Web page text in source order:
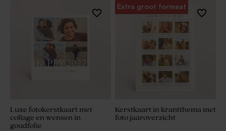
Luxe fotokerstkaart met
collage en wensen in
goudfolie
Extra groot formaat
Kerstkaart in krantthema met
foto jaaroverzicht